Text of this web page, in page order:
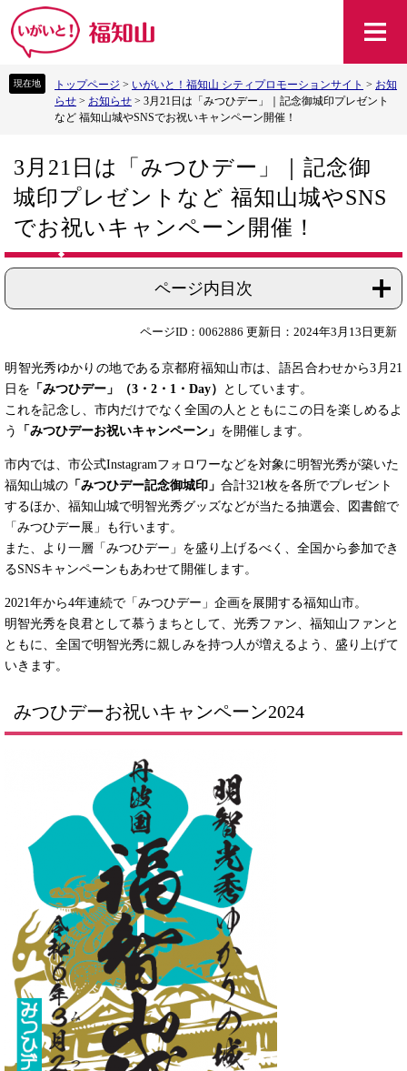
ー
ニ
トップページ > いがいと！福知山 シティプロモーションサイト > お知
らせ > お知らせ > 3月21日は「みつひデー」｜記念御城印プレゼント
など 福知山城やSNSでお祝いキャンペーン開催！
文3月21日は「みつひデー」｜記念御
城印プレゼントなど 福知山城やSNS
でお祝いキャンペーン開催！
ページ内目次
ページID：0062886 更新日：2024年3月13日更新
明智光秀ゆかりの地である京都府福知山市は、語呂合わせから3月21
日を 「みつひデー」（3・2・1・Day）
としています。
これを記念し、市内だけでなく全国の人とともにこの日を楽しめるよ
う
「みつひデーお祝いキャンペーン」 を開催します。
市内では、市公式Instagramフォロワーなどを対象に明智光秀が築いた
福知山城の 「みつひデー記念御城印」 合計321枚を各所でプレゼント
するほか、福知山城で明智光秀グッズなどが当たる抽選会、図書館で
「みつひデー展」も行います。
また、より一層「みつひデー」を盛り上げるべく、全国から参加でき
るSNSキャンペーンもあわせて開催します。
2021年から4年連続で「みつひデー」企画を展開する福知山市。
明智光秀を良君として慕うまちとして、光秀ファン、福知山ファンと
ともに、全国で明智光秀に親しみを持つ人が増えるよう、盛り上げて
いきます。 ​
みつひデーお祝いキャンペーン2024